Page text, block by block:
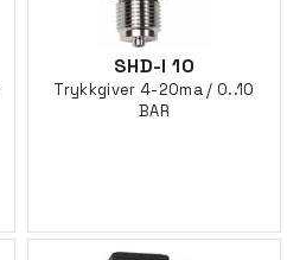
SHD-I 10
Trykkgiver 4-20ma / 0..10
BAR